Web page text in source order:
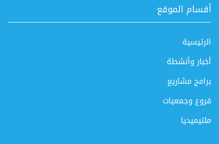
أقسام الموقع
الرئيسية
أخبار وأنشطة
برامج مشاريع
فروع وجمعيات
ملتيميديا